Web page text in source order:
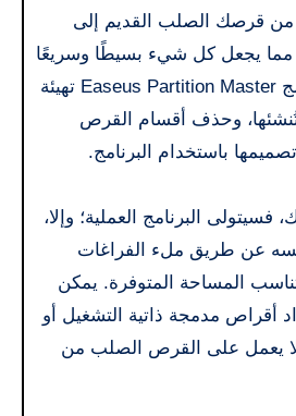
قرصك الصلب القديم إلى
يجعل كل شيء بسيطًا وسريعًا
للغاية. كما يُمكن لبرنامج Easeus Partition Master تهيئة
تُنشئها، وحذف أقسام القرص
باستخدام البرنامج.
فسيتولى البرنامج العملية؛ وإلا،
عن طريق ملء الفراغات
المساحة المتوفرة. يمكن
أقراص مدمجة ذاتية التشغيل أو
يعمل على القرص الصلب من